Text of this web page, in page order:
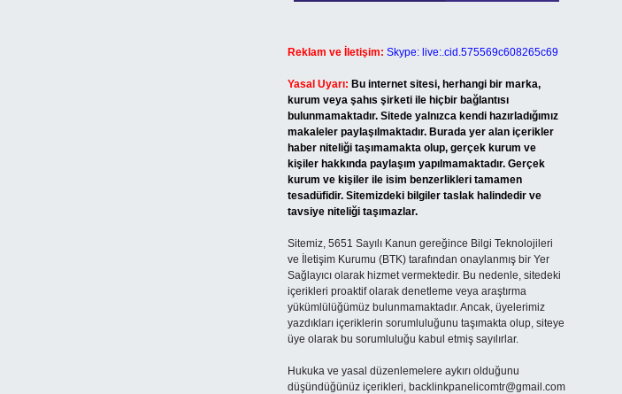
Reklam ve İletişim: Skype: live:.cid.575569c608265c69
Yasal Uyarı: Bu internet sitesi, herhangi bir marka,
kurum veya şahıs şirketi ile hiçbir bağlantısı
bulunmamaktadır. Sitede yalnızca kendi hazırladığımız
makaleler paylaşılmaktadır. Burada yer alan içerikler
haber niteliği taşımamakta olup, gerçek kurum ve
kişiler hakkında paylaşım yapılmamaktadır. Gerçek
kurum ve kişiler ile isim benzerlikleri tamamen
tesadüfidir. Sitemizdeki bilgiler taslak halindedir ve
tavsiye niteliği taşımazlar.
Sitemiz, 5651 Sayılı Kanun gereğince Bilgi Teknolojileri
ve İletişim Kurumu (BTK) tarafından onaylanmış bir Yer
Sağlayıcı olarak hizmet vermektedir. Bu nedenle, sitedeki
içerikleri proaktif olarak denetleme veya araştırma
yükümlülüğümüz bulunmamaktadır. Ancak, üyelerimiz
yazdıkları içeriklerin sorumluluğunu taşımakta olup, siteye
üye olarak bu sorumluluğu kabul etmiş sayılırlar.
Hukuka ve yasal düzenlemelere aykırı olduğunu
düşündüğünüz içerikleri, backlinkpanelicomtr@gmail.com